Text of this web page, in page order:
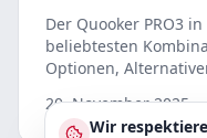
Der Quooker PRO3
beliebtesten
Optionen,
20. November 2025
Wir